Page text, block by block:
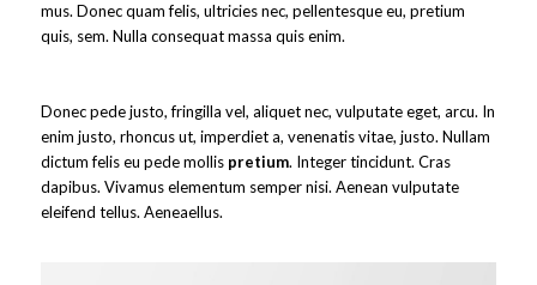
mus. Donec quam felis, ultricies nec, pellentesque eu, pretium
quis, sem. Nulla consequat massa quis enim.
Donec pede justo, fringilla vel, aliquet nec, vulputate eget, arcu. In
enim justo, rhoncus ut, imperdiet a, venenatis vitae, justo. Nullam
dictum felis eu pede mollis pretium. Integer tincidunt. Cras
dapibus. Vivamus elementum semper nisi. Aenean vulputate
eleifend tellus. Aeneaellus.